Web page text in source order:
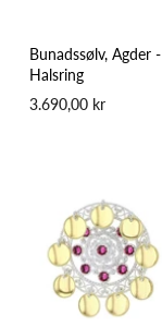
Bunadssølv, Agder -
Halsring
3.690,00 kr